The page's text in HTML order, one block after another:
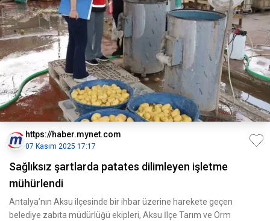
https://haber.mynet.com
07 Kasım 2025 17:17
Sağlıksız şartlarda patates dilimleyen işletme
mühürlendi
Antalya’nın Aksu ilçesinde bir ihbar üzerine harekete geçen
belediye zabıta müdürlüğü ekipleri, Aksu İlçe Tarım ve Orm